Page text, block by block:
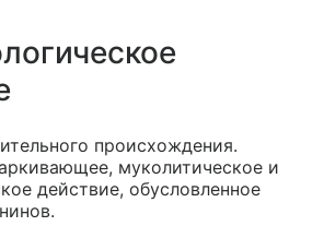
происхождения.
муколитическое и
действие, обусловленное